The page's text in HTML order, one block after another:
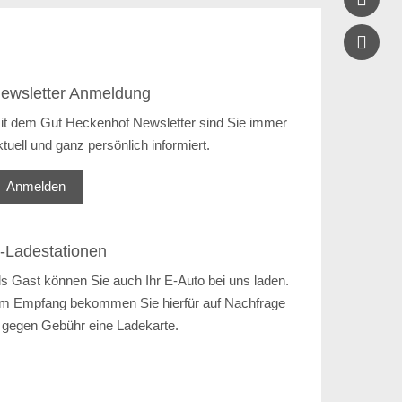
Anmeldung
dem Gut Heckenhof Newsletter sind Sie immer
und ganz persönlich informiert.
Anmelden
Ladestationen
Gast können Sie auch Ihr E-Auto bei uns laden.
Empfang bekommen Sie hierfür auf Nachfrage
Gebühr eine Ladekarte.
